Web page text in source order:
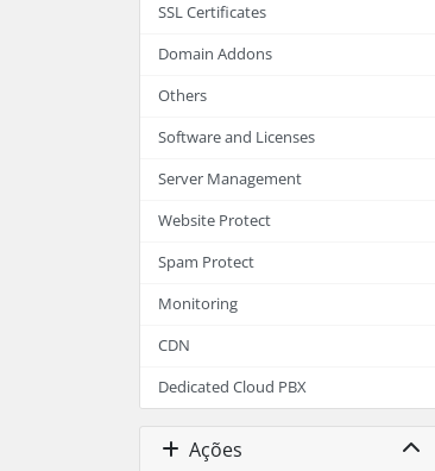
SSL Certificates
Domain Addons
Others
Software and Licenses
Server Management
Website Protect
Spam Protect
Monitoring
CDN
Dedicated Cloud PBX
Ações